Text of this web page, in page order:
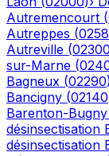
Autremencourt (
Autreppes (
Autreville (02300
sur-Marne (
Bagneux (02290
Bancigny (02140
Barenton-Bugny
désinsectisation
désinsectisation